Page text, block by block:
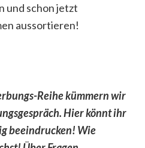
und schon jetzt
aussortieren!
Reihe kümmern wir
Hier könnt ihr
beeindrucken! Wie